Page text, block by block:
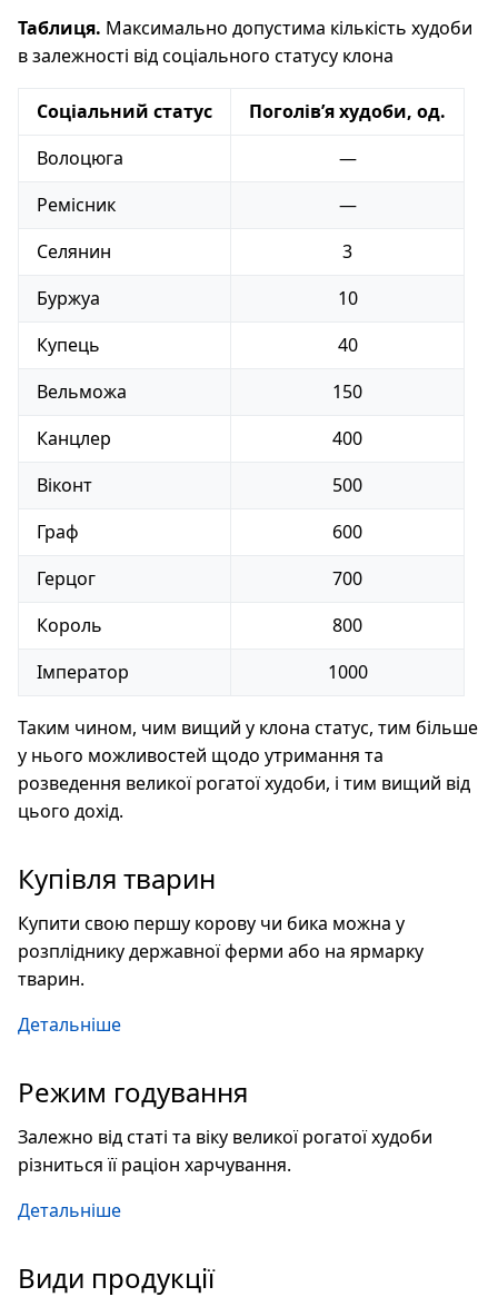
Таблиця. Максимально допустима кількість худоби
в залежності від соціального статусу клона
Соціальний статус
Поголів’я худоби, од.
Волоцюга
—
Ремісник
—
Селянин
3
Буржуа
10
Купець
40
Вельможа
150
Канцлер
400
Віконт
500
Граф
600
Герцог
700
Король
800
Імператор
1000
Таким чином, чим вищий у клона статус, тим більше
у нього можливостей щодо утримання та
розведення великої рогатої худоби, і тим вищий від
цього дохід.
Купівля тварин
Купити свою першу корову чи бика можна у
розпліднику державної ферми або на ярмарку
тварин.
Детальніше
Режим годування
Залежно від статі та віку великої рогатої худоби
різниться її раціон харчування.
Детальніше
Види продукції